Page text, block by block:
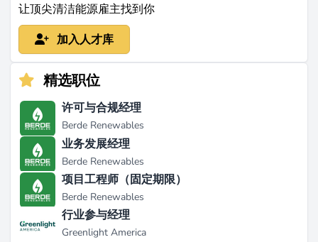
发布基于市场的报告，深入分析化石燃料投资的弱点，
同时突出可再生能源领域的机遇（来源：
该组织提供及时的财务分析，收集有关可再生能源转型
的数据，如印度的电力分配效率和智能电网现代化，并
为倡导者提供战略支持和金融素养培训（来源：
macfound.org
事业、企业、社区及公民团体，所有服务均通过非党
派、基于证据的方法，挑战有关能源解决方案的错误信
息（来源：ieefa.org）。IEEFA的独特优势在于其跨投资
决策、公用事业规划、银行业、经济政策、公共关系及
活动策划的专业融合，由遍布亚洲、澳大利亚、欧洲、
北美和南亚的国际团队共同完成（来源：
项目与业绩
让顶尖清洁能源雇主找到你
加入人才库
精选职位
许可与合规经理
Berde Renewables
业务发展经理
Berde Renewables
项目工程师（固定期限）
Berde Renewables
行业参与经理
Greenlight America